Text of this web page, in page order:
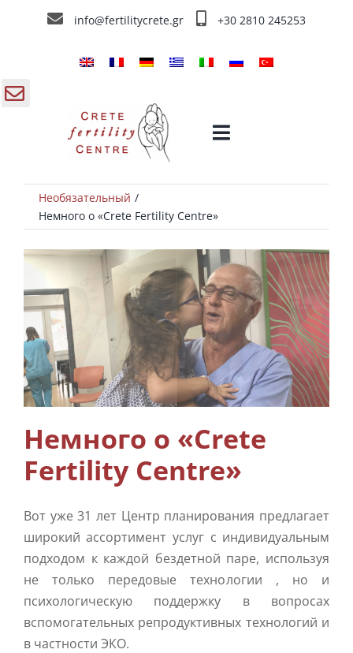
info@fertilitycrete.gr +30 2810 245253
Toggle
ЭКО в Греции
Немного о «Crete Fertility Centre»
Методы Лечения Бесплодия
Дополнительный уход
Info
Контакты
Необязательный
Немного о «Crete Fertility Centre»
Немного о «Crete
Fertility Centre»
Вот уже 31 лет Центр планирования предлагает
широкий ассортимент услуг с индивидуальным
подходом к каждой бездетной паре, используя
не только передовые технологии , но и
психологическую поддержку в вопросах
вспомогательных репродуктивных технологий и
в частности ЭКО.